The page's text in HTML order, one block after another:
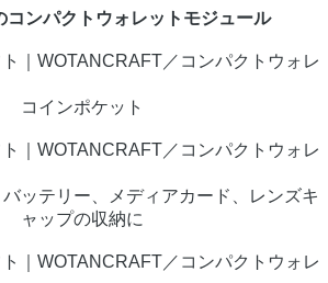
コンパクトウォレットモジュール
コインポケット
ッテリー、メディアカード、レンズキ
ャップの収納に